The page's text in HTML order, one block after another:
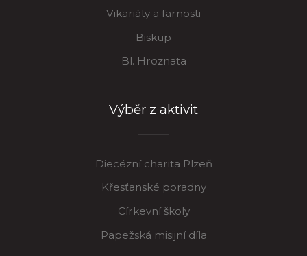
Vikariáty a farnosti
Biskup
Bl. Hroznata
Výběr z aktivit
Diecézní charita Plzeň
Křesťanské poradny
Církevní školy
Papežská misijní díla